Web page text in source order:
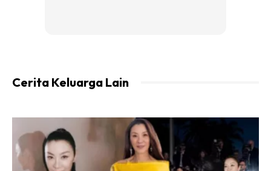
I’ll Be Spending The Rest Of My Life With
@shadilahalid I Love You To Infinity And
Beyond..❤️ P/s Nak Type Sweet-Sweet Ni
Tak Reti, Sebab Nak Type Je Macam Ada
Bawang Keliling.. So,i’ll Just Show You How
Cerita Keluarga Lain